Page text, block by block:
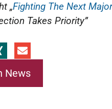
„Fighting The Next
Takes Priority”
News